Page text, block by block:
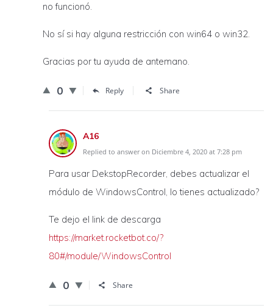
no funcionó.
No sí si hay alguna restricción con win64 o win32.
Gracias por tu ayuda de antemano.
0 Reply Share
A16
Replied to answer on Diciembre 4, 2020 at 7:28 pm
Para usar DekstopRecorder, debes actualizar el
módulo de WindowsControl, lo tienes actualizado?
Te dejo el link de descarga
https://market.rocketbot.co/?
80#/module/WindowsControl
0 Share